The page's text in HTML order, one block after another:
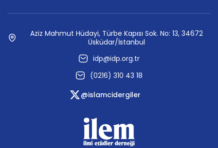
Aziz Mahmut Hüdayi, Türbe Kapısı Sok. No: 13, 34672
Üsküdar/İstanbul
idp@idp.org.tr
(0216) 310 43 18
@islamcidergiler